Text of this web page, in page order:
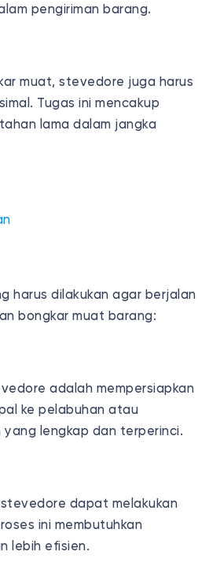
pengiriman barang.
muat, stevedore juga harus
Tugas ini mencakup
lama dalam jangka
harus dilakukan agar berjalan
bongkar muat barang:
adalah mempersiapkan
ke pelabuhan atau
yang lengkap dan terperinci.
dapat melakukan
ini membutuhkan
lebih efisien.